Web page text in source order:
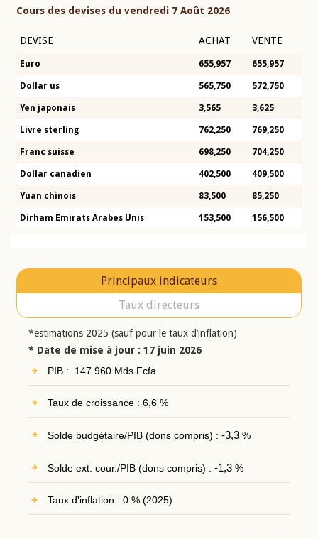
Cours des devises du vendredi 7 Août 2026
DEVISE ACHAT VENTE
Euro 655,957 655,957
Dollar us 565,750 572,750
Yen japonais 3,565 3,625
Livre sterling 762,250 769,250
Franc suisse 698,250 704,250
Dollar canadien 402,500 409,500
Yuan chinois 83,500 85,250
Dirham Emirats Arabes Unis 153,500 156,500
Principaux indicateurs
Taux directeurs
*estimations 2025 (sauf pour le taux d’inflation)
* Date de mise à jour : 17 juin 2026
PIB : 147 960 Mds Fcfa
Taux de croissance : 6,6 %
Solde budgétaire/PIB (dons compris) : -3,3%
Solde ext. cour./PIB (dons compris) : -1,3%
Taux d'inflation : 0 % (2025)